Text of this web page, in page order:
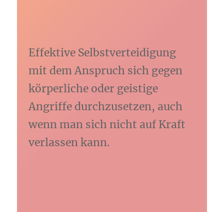
Effektive Selbstverteidigung
mit dem Anspruch sich gegen
körperliche oder geistige
Angriffe durchzusetzen, auch
wenn man sich nicht auf Kraft
verlassen kann.